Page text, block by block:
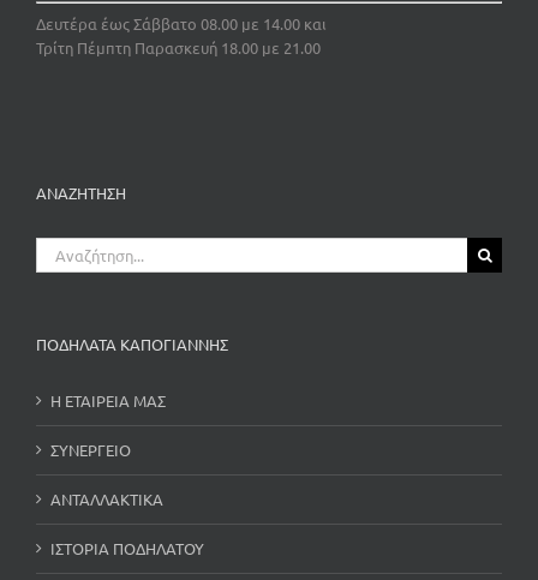
Δευτέρα έως Σάββατο 08.00 με 14.00 και
Τρίτη Πέμπτη Παρασκευή 18.00 με 21.00
ΑΝΑΖΗΤΗΣΗ
Αναζήτηση
για:
ΠΟΔΗΛΑΤΑ ΚΑΠΟΓΙΑΝΝΗΣ
Η ΕΤΑΙΡΕΙΑ ΜΑΣ
ΣΥΝΕΡΓΕΙΟ
ΑΝΤΑΛΛΑΚΤΙΚΑ
ΙΣΤΟΡΙΑ ΠΟΔΗΛΑΤΟΥ